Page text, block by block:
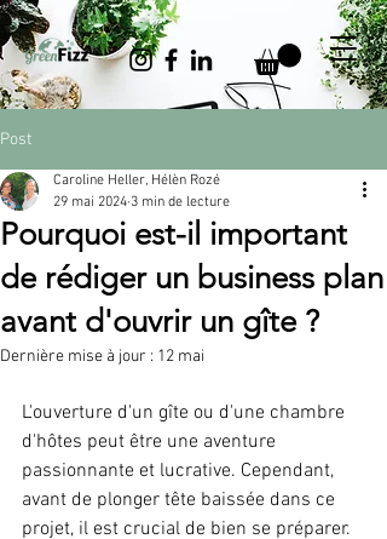
Post
Pourquoi est-il important
de rédiger un business plan
avant d'ouvrir un gîte ?
Caroline Heller, Hélèn Rozé
29 mai 2024 3 min de lecture
Dernière mise à jour : 12 mai
L'ouverture d'un gîte ou d'une chambre
d'hôtes peut être une aventure
passionnante et lucrative. Cependant,
avant de plonger tête baissée dans ce
projet, il est crucial de bien se préparer.